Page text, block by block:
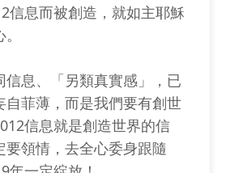
信息而被創造，就如主耶穌
信息、「另類真實感」，已
自菲薄，而是我們要有創世
信息就是創造世界的信
要領情，去全心委身跟隨